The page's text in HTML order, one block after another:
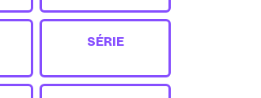
SÉRIE